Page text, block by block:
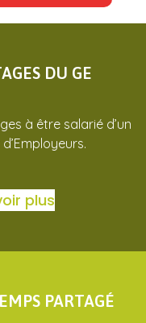
DU GE
à être salarié d’un
plus
PARTAGÉ